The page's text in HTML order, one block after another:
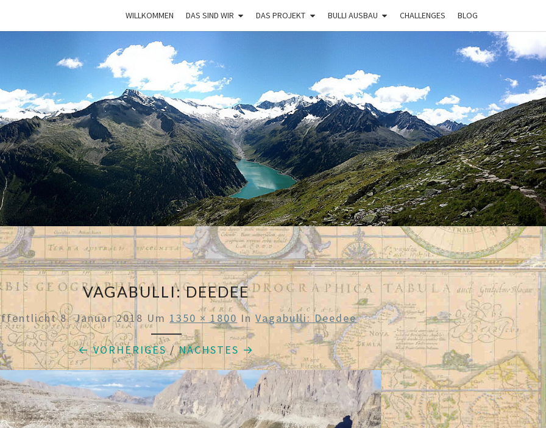
WILLKOMMEN DAS SIND WIR DAS PROJEKT BULLI AUSBAU CHALLENGES BLOG
VAGABULLI
Mit Dem
Bulli Um
Die Welt:
Ein Jahr
Auf
Weltreise
VAGABULLI: DEEDEE
8. Januar 2018 Um 1350 × 1800 InVagabulli: Deedee
← VORHERIGES/NÄCHSTES →